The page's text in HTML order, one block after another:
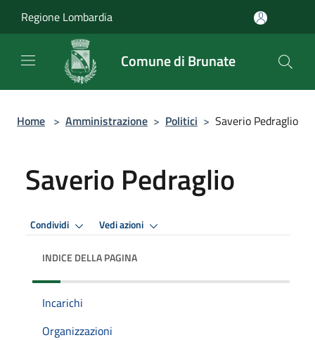
Regione Lombardia
Comune di Brunate
Home > Amministrazione > Politici > Saverio Pedraglio
Saverio Pedraglio
Condividi Vedi azioni
INDICE DELLA PAGINA
Incarichi
Organizzazioni